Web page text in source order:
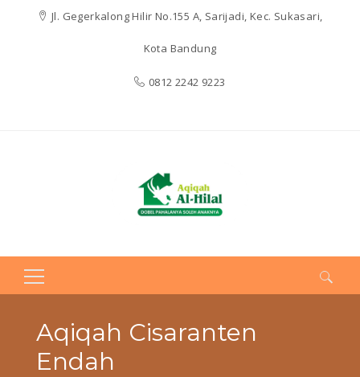
Jl. Gegerkalong Hilir No.155 A, Sarijadi, Kec. Sukasari,
Kota Bandung
0812 2242 9223
Search
Aqiqah Cisaranten
Endah